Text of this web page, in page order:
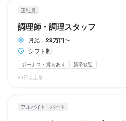
企業情報
正社員
調理師・調理スタッフ
月給： 29万円〜
シフト制
ボーナス・賞与あり
新卒歓迎
30日以上前
アルバイト・パート
・慶弔休暇：3〜5日（親・子・配偶
・年末年始休暇あり
・月6〜8日休み
夏季休暇あり 年末年始休暇あり
待遇
・引っ越し手当あり（応相談）
・慶弔休暇：3〜5日（親・子・配偶
・年末年始休暇あり
・月6〜8日休み
年末年始休暇あり
待遇
・引っ越し手当あり（応相談）
待遇
・交通費支給（距離に応じてガソリン
・髪型・髪色自由、タトゥーOK
・まかない付き（美味しいです！）
・勤務時間に応じて社会保険加入可
まかない・食事補助あり 社内イベントあり(旅行
バイク通勤OK
特徴
・交通費支給（距離に応じてガソリン
・髪型・髪色自由、タトゥーOK
・まかない付き（美味しいです！）
・勤務時間に応じて社会保険加入可
まかない・食事補助あり 制服貸与
社員登用制度あり
バイク通勤OK